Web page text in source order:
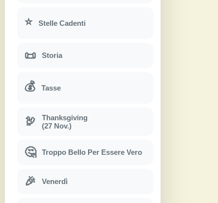
⭐ Stelle Cadenti
📜 Storia
💰 Tasse
🦃
Thanksgiving
(27 Nov.)
🤔 Troppo Bello Per Essere Vero
🎉 Venerdì